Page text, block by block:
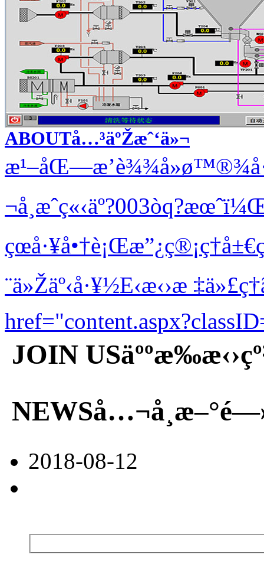
ABOUTå…³äºŽæˆ‘ä»¬
¨ä»Žäº‹å·¥½E‹æ‹›æ
JOIN US
NEWS
2018-08-12